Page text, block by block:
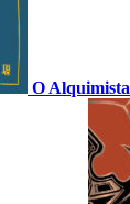
O Alquimista